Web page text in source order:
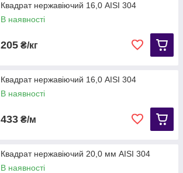
Квадрат нержавіючий 16,0 AISI 304
В наявності
205 ₴/кг
Квадрат нержавіючий 16,0 AISI 304
В наявності
433 ₴/м
Квадрат нержавіючий 20,0 мм AISI 304
В наявності